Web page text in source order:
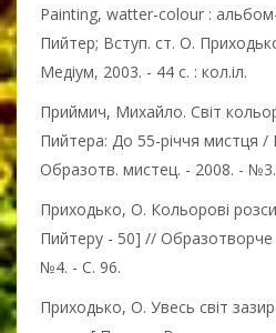
Painting, watter-colour :
Пийтер; Вступ. ст. О.
Медіум, 2003. - 44 с. : кол.іл.
Приймич, Михайло. Світ
Пийтера: До 55-річчя мистця
Образотв. мистец. - 2008. -
Приходько, О. Кольорові
Пийтеру - 50] // Образотворче
№4. - С. 96.
Приходько, О. Увесь світ